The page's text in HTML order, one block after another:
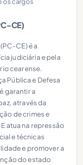
CE)
CE) é a
judiciária e pela
cearense.
Pública e Defesa
garantir a
através da
de crimes e
atua na repressão
e técnicas
e promover a
do estado